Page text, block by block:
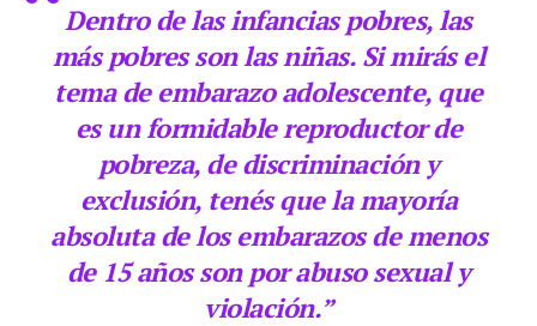
Dentro de las infancias pobres, las
más pobres son las niñas. Si mirás el
tema de embarazo adolescente, que
es un formidable reproductor de
pobreza, de discriminación y
exclusión, tenés que la mayoría
absoluta de los embarazos de menos
de 15 años son por abuso sexual y
violación.”